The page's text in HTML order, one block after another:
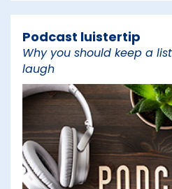
Podcast luistertip
Why you should keep a
laugh